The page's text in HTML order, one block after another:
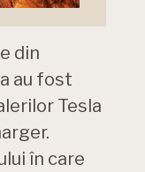
din
au fost
Tesla
în care